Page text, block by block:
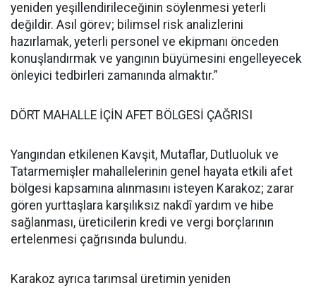
yeniden yeşillendirileceğinin söylenmesi yeterli
değildir. Asıl görev; bilimsel risk analizlerini
hazırlamak, yeterli personel ve ekipmanı önceden
konuşlandırmak ve yangının büyümesini engelleyecek
önleyici tedbirleri zamanında almaktır.”
DÖRT MAHALLE İÇİN AFET BÖLGESİ ÇAĞRISI
Yangından etkilenen Kavşit, Mutaflar, Dutluoluk ve
Tatarmemişler mahallelerinin genel hayata etkili afet
bölgesi kapsamına alınmasını isteyen Karakoz; zarar
gören yurttaşlara karşılıksız nakdî yardım ve hibe
sağlanması, üreticilerin kredi ve vergi borçlarının
ertelenmesi çağrısında bulundu.
Karakoz ayrıca tarımsal üretimin yeniden